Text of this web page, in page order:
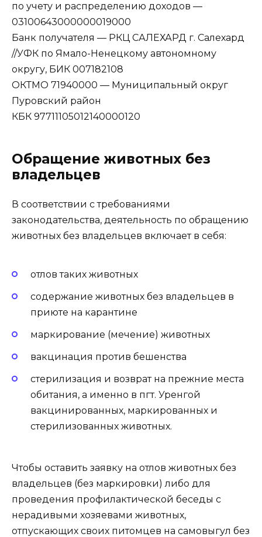
по учету и распределению доходов —
03100643000000019000
Банк получателя — РКЦ САЛЕХАРД г. Салехард
//УФК по Ямало-Ненецкому автономному
округу, БИК 007182108
ОКТМО 71940000 — Муниципальный округ
Пуровский район
КБК 97711105012140000120
Обращение животных без
владельцев
В соответствии с требованиями
законодательства, деятельность по обращению
животных без владельцев включает в себя:
отлов таких животных
содержание животных без владельцев в
приюте на карантине
маркирование (мечение) животных
вакцинация против бешенства
стерилизация и возврат на прежние места
обитания, а именно в пгт. Уренгой
вакцинированных, маркированных и
стерилизованных животных.
Чтобы оставить заявку на отлов животных без
владельцев (без маркировки) либо для
проведения профилактической беседы с
нерадивыми хозяевами животных,
отпускающих своих питомцев на самовыгул без